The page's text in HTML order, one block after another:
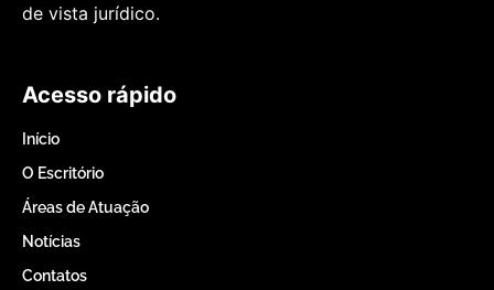
de vista jurídico.
Acesso rápido
Início
O Escritório
Áreas de Atuação
Notícias
Contatos